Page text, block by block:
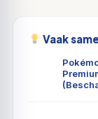
Een code
Vaak